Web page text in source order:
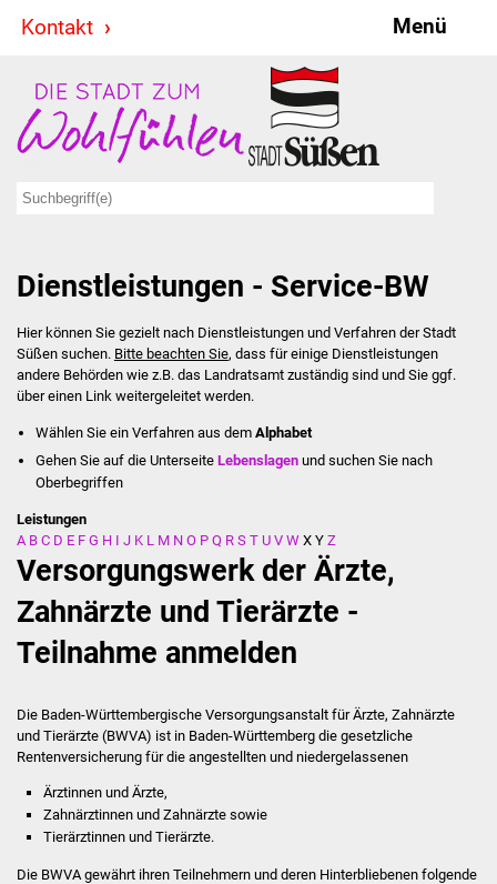
Kontakt Menü
Stadt & Politik
Bürgermeister
Ausschüsse
Ratsinformationssystem
Jugendbeirat
Summerrockfestival
Stadtverwaltung
Ansprechpartner
Behördenwegweiser
Stellenangebote
Kontakt
Veröffentlichungen
Dienstleistungen - Service-BW
Hier können Sie gezielt nach Dienstleistungen und Verfahren der Stadt
Süßen suchen. Bitte beachten Sie, dass für einige Dienstleistungen
andere Behörden wie z.B. das Landratsamt zuständig sind und Sie ggf.
über einen Link weitergeleitet werden.
Wählen Sie ein Verfahren aus dem Alphabet
Gehen Sie auf die UnterseiteLebenslagen und suchen Sie nach
Oberbegriffen
Leistungen
A B C D E F G H I J K L M N O P Q R S T U V W X Y Z
Versorgungswerk der Ärzte,
Zahnärzte und Tierärzte -
Teilnahme anmelden
Die Baden-Württembergische Versorgungsanstalt für Ärzte, Zahnärzte
und Tierärzte (BWVA) ist in Baden-Württemberg die gesetzliche
Rentenversicherung für die angestellten und niedergelassenen
Ärztinnen und Ärzte,
Zahnärztinnen und Zahnärzte sowie
Tierärztinnen und Tierärzte.
Die BWVA gewährt ihren Teilnehmern und deren Hinterbliebenen folgende